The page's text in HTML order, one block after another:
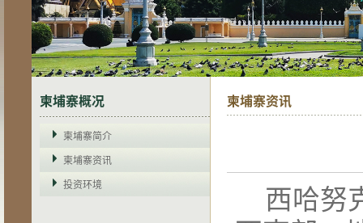
柬埔寨概况
柬埔寨简介
柬埔寨资讯
投资环境
·独特的地理优势
柬埔寨资讯
西哈努